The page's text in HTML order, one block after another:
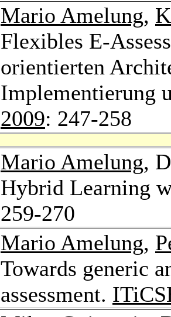
Mario Amelung,
Flexibles E-
orientierten
Implementierung
2009: 247-258
Mario Amelung,
Hybrid Learning
259-270
Mario Amelung,
Towards generic
assessment.